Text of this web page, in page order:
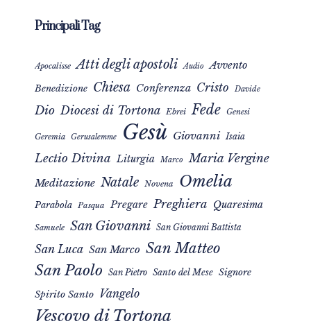
Principali Tag
Apocalisse Atti degli apostoli Audio Avvento
Benedizione Chiesa Conferenza Cristo Davide
Dio Diocesi di Tortona Ebrei Fede Genesi
Geremia Gerusalemme Gesù Giovanni Isaia
Lectio Divina Liturgia Marco Maria Vergine
Meditazione Natale Novena Omelia
Parabola Pasqua Pregare Preghiera Quaresima
Samuele San Giovanni San Giovanni Battista
San Luca San Marco San Matteo
San Paolo San Pietro Santo del Mese Signore
Spirito Santo Vangelo
Vescovo di Tortona